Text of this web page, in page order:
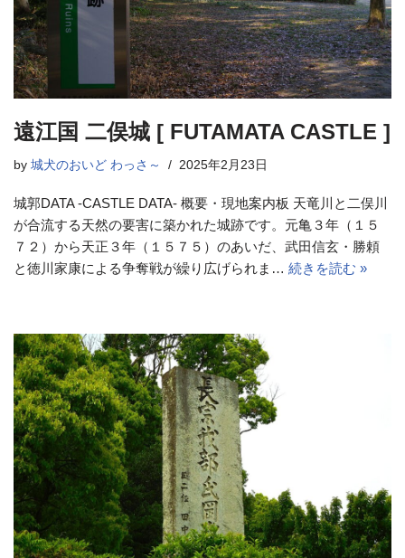
遠江国 二俣城 [ FUTAMATA CASTLE ]
by 城犬のおいど わっさ～ 2025年2月23日
城郭DATA -CASTLE DATA- 概要・現地案内板 天竜川と二俣川
が合流する天然の要害に築かれた城跡です。元亀３年（１５
７２）から天正３年（１５７５）のあいだ、武田信玄・勝頼
と徳川家康による争奪戦が繰り広げられま… 続きを読む »